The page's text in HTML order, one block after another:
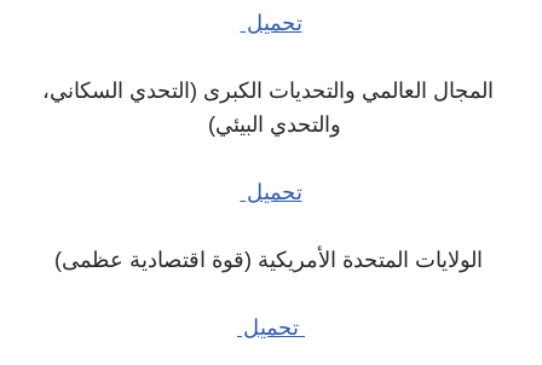
تحميل
المجال العالمي والتحديات الكبرى (التحدي السكاني،
والتحدي البيئي)
تحميل
الولايات المتحدة الأمريكية (قوة اقتصادية عظمى)
تحميل